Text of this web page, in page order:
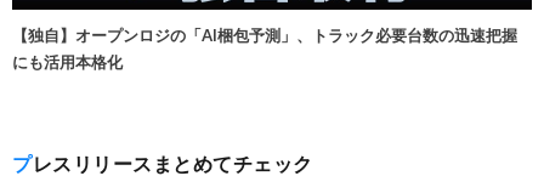
【独自】オープンロジの「AI梱包予測」、トラック必要台数の迅速把握
にも活用本格化
プレスリリースまとめてチェック